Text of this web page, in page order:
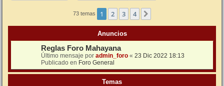
73 temas 1 2 3 4
Anuncios
Reglas Foro Mahayana
Último mensaje por admin_foro « 23 Dic 2022 18:13
Publicado en Foro General
Temas